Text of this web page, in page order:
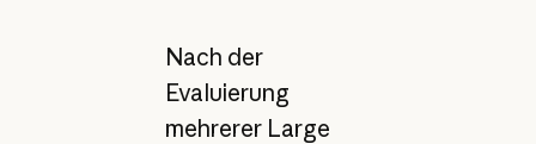
Nach der
Evaluierung
mehrerer Large